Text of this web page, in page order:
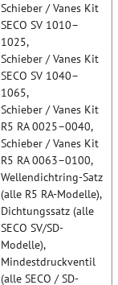
Schieber / Vanes Kit
SECO SV 1010–
1025,
Schieber / Vanes Kit
SECO SV 1040–
1065,
Schieber / Vanes Kit
R5 RA 0025–0040,
Schieber / Vanes Kit
R5 RA 0063–0100,
Wellendichtring-Satz
(alle R5 RA-Modelle),
Dichtungssatz (alle
SECO SV/SD-
Modelle),
Mindestdruckventil
(alle SECO / SD-